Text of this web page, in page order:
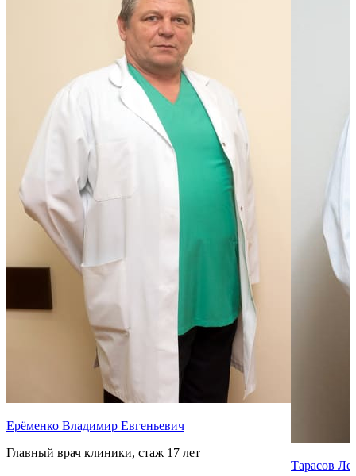
Ерёменко Владимир Евгеньевич
Главный врач клиники, стаж 17 лет
Тарасов